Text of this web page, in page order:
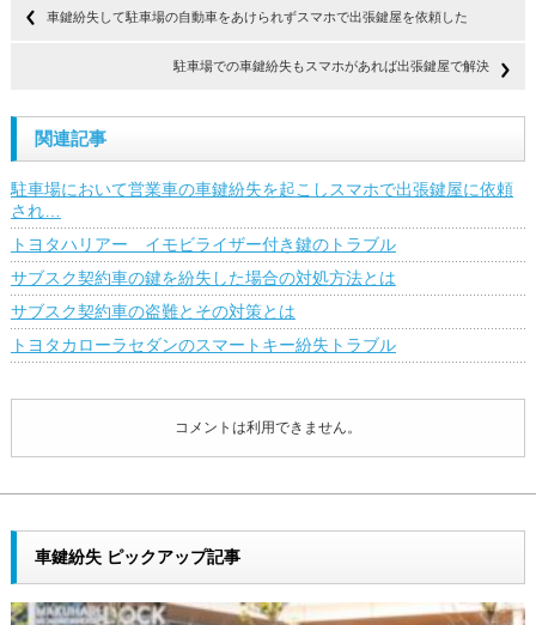
車鍵紛失して駐車場の自動車をあけられずスマホで出張鍵屋を依頼した
駐車場での車鍵紛失もスマホがあれば出張鍵屋で解決
関連記事
駐車場において営業車の車鍵紛失を起こしスマホで出張鍵屋に依頼
され…
トヨタハリアー イモビライザー付き鍵のトラブル
サブスク契約車の鍵を紛失した場合の対処方法とは
サブスク契約車の盗難とその対策とは
トヨタカローラセダンのスマートキー紛失トラブル
コメントは利用できません。
車鍵紛失 ピックアップ記事